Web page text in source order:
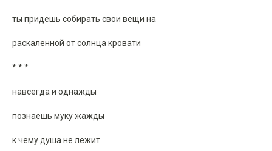
ты придешь собирать свои вещи на
раскаленной от солнца кровати
* * *
навсегда и однажды
познаешь муку жажды
к чему душа не лежит